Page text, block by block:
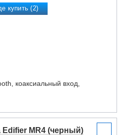
купить (2)
коаксиальный вход,
Edifier MR4 (черный)